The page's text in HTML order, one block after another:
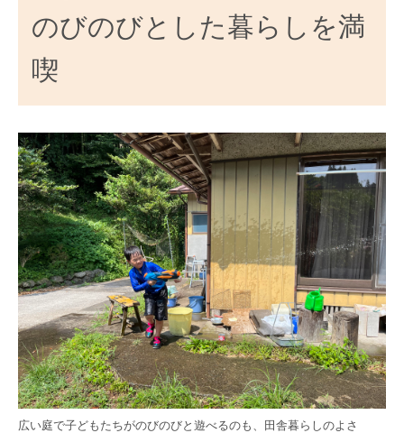
のびのびとした暮らしを満
喫
広い庭で子どもたちがのびのびと遊べるのも、田舎暮らしのよさ